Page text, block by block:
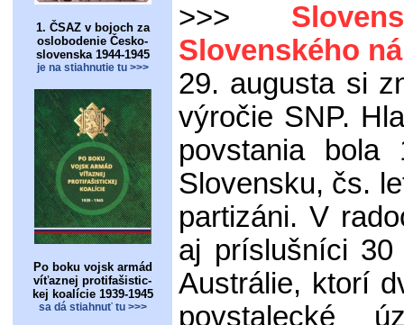
1. ČSAZ v bojoch za
oslobodenie Česko-
slovenska 1944-1945
je na stiahnutie tu >>>
Po boku vojsk armád
víťaznej protifašistic-
kej koalície 1939-1945
sa dá stiahnuť tu >>>
>>>
Slovenského
29. augusta si
výročie SNP.
povstania
Slovensku, čs.
partizáni. V
aj príslušníci 30
Austrálie, ktorí
povstalecké